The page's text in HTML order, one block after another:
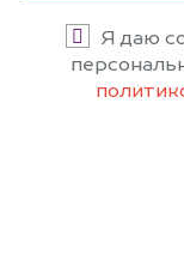
Я даю